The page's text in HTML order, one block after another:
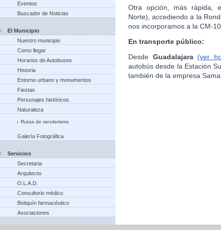
Eventos
Buscador de Noticias
El Municipio
Nuestro municipio
Como llegar
Horarios de Autobuses
Historia
Entorno urbano y monumentos
Fiestas
Personajes históricos
Naturaleza
Rutas de senderismo
Galería Fotográfica
Servicios
Secretaria
Arquitecto
O.L.A.D.
Consultorio médico
Botiquín farmacéutico
Asociaciones
Otra opción, más rápida,
Norte), accediendo a la
nos incorporamos a la CM-
En transporte público:
Desde Guadalajara (ver
autobús desde la Estación
también de la empresa